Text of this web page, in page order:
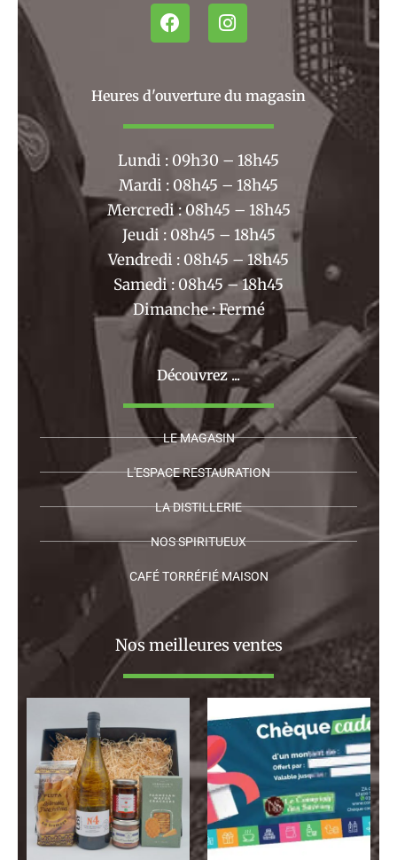
F
a
b
o
k
I
n
a
r
m
Heures d'ouverture du magasin
Lundi : 09h30 – 18h45
Mardi : 08h45 – 18h45
Mercredi : 08h45 – 18h45
Jeudi : 08h45 – 18h45
Vendredi : 08h45 – 18h45
Samedi : 08h45 – 18h45
Dimanche : Fermé
Découvrez ...
LE MAGASIN
L'ESPACE RESTAURATION
LA DISTILLERIE
NOS SPIRITUEUX
CAFÉ TORRÉFIÉ MAISON
Nos meilleures ventes
Plage
de
prix :
130,00 €
à
120,00 €